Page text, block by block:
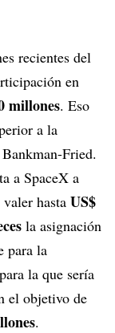
recientes del
en
millones. Eso
a la
Fried.
a SpaceX a
hasta US$
la asignación
para la
la que sería
el objetivo de
.